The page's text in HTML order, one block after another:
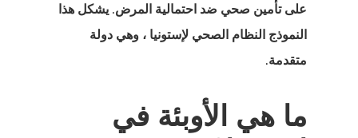
على تأمين صحي ضد احتمالية المرض. يشكل هذا
النموذج النظام الصحي لإستونيا ، وهي دولة
متقدمة.
ما هي الأوبئة في